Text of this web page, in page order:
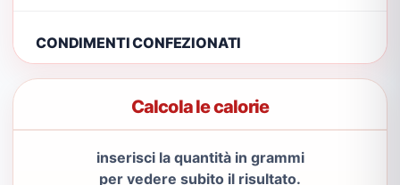
CONDIMENTI CONFEZIONATI
Calcola le calorie
inserisci la quantità in grammi
per vedere subito il risultato.